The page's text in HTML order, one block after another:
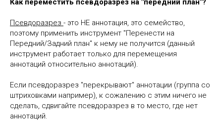
Как переместить псевдоразрез на "передний план"?
Псевдоразрез - это НЕ аннотация, это семейство,
поэтому применить инструмент "Перенести на
Передний/Задний план" к нему не получится (данный
инструмент работает только для перемещения
аннотаций относительно аннотаций).
Если псевдоразрез "перекрывают" аннотации (группа со
штриховками например), к сожалению с этим ничего не
сделать, сдвигайте псевдоразрез в то место, где нет
аннотаций.